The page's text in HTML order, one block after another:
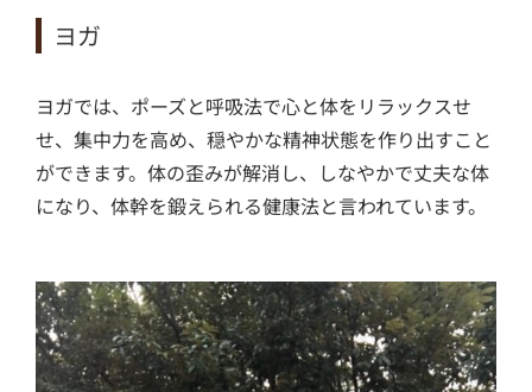
ヨガ
ヨガでは、ポーズと呼吸法で心と体をリラックスせ
せ、集中力を高め、穏やかな精神状態を作り出すこと
ができます。体の歪みが解消し、しなやかで丈夫な体
になり、体幹を鍛えられる健康法と言われています。